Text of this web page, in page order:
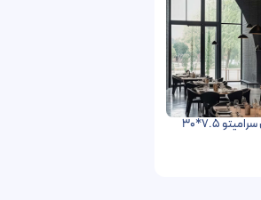
کاشی مترویی سبز ارتشی تری گرین سرامیتو 7.5*30